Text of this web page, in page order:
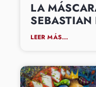
LA
SEBASTIAN
LEER MÁS...